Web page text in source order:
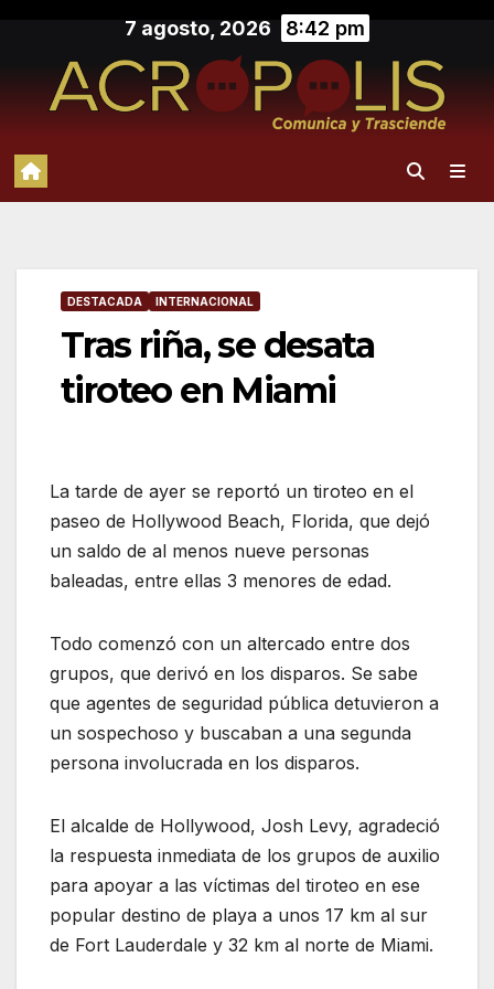
contenido
7 agosto, 2026 8:42 pm
DESTACADA INTERNACIONAL
Tras riña, se desata
tiroteo en Miami
La tarde de ayer se reportó un tiroteo en el
paseo de Hollywood Beach, Florida, que dejó
un saldo de al menos nueve personas
baleadas, entre ellas 3 menores de edad.
Todo comenzó con un altercado entre dos
grupos, que derivó en los disparos. Se sabe
que agentes de seguridad pública detuvieron a
un sospechoso y buscaban a una segunda
persona involucrada en los disparos.
El alcalde de Hollywood, Josh Levy, agradeció
la respuesta inmediata de los grupos de auxilio
para apoyar a las víctimas del tiroteo en ese
popular destino de playa a unos 17 km al sur
de Fort Lauderdale y 32 km al norte de Miami.